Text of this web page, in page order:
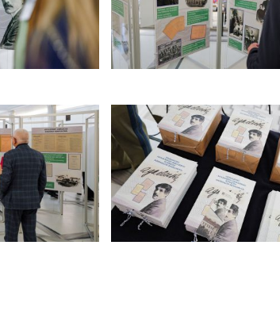
zdjęcia w galerii
kliknięcie spowoduje